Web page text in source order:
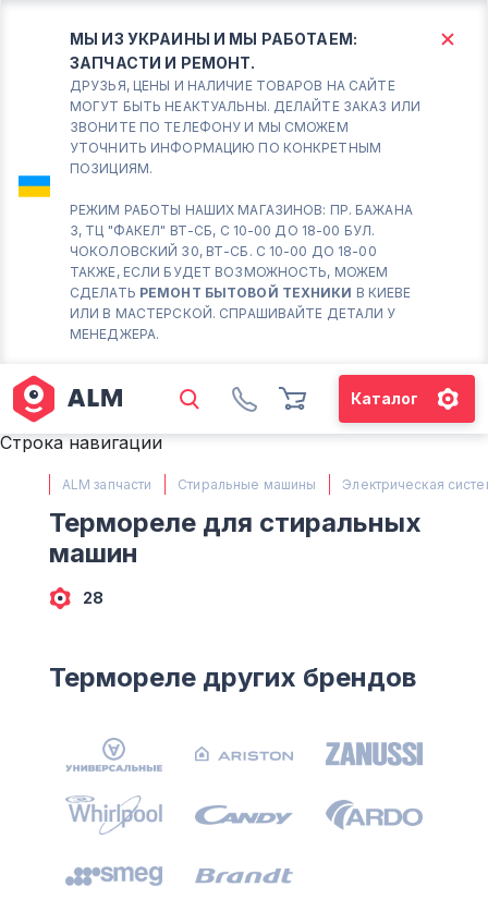
МЫ ИЗ УКРАИНЫ И МЫ РАБОТАЕМ:
ЗАПЧАСТИ И РЕМОНТ.
ДРУЗЬЯ, ЦЕНЫ И НАЛИЧИЕ ТОВАРОВ НА САЙТЕ
МОГУТ БЫТЬ НЕАКТУАЛЬНЫ. ДЕЛАЙТЕ ЗАКАЗ ИЛИ
ЗВОНИТЕ ПО ТЕЛЕФОНУ И МЫ СМОЖЕМ
УТОЧНИТЬ ИНФОРМАЦИЮ ПО КОНКРЕТНЫМ
ПОЗИЦИЯМ.
РЕЖИМ РАБОТЫ НАШИХ МАГАЗИНОВ: ПР. БАЖАНА
3, ТЦ "ФАКЕЛ" ВТ-СБ, С 10-00 ДО 18-00 БУЛ.
ЧОКОЛОВСКИЙ 30, ВТ-СБ. С 10-00 ДО 18-00
ТАКЖЕ, ЕСЛИ БУДЕТ ВОЗМОЖНОСТЬ, МОЖЕМ
СДЕЛАТЬ РЕМОНТ БЫТОВОЙ ТЕХНИКИ В КИЕВЕ
ИЛИ В МАСТЕРСКОЙ. СПРАШИВАЙТЕ ДЕТАЛИ У
МЕНЕДЖЕРА.
Каталог
КИЕВ БОРИСПОЛЬ
Вт.- Сб.
10:00 - 18:00
Соломенский район - ВТ-
СБ. с 10-00 до 18-00
(098) 672 76 42
(063) 722 37 14
М. ХАРЬКОВСКАЯ - ВТ-СБ, С
10-00 ДО 18-00
(063) 527 27 00
(044) 332 76 42
КАРТА
Строка навигации
ALM запчасти Стиральные машины Электрическая
Термореле для стиральных
машин
28
Термореле других брендов